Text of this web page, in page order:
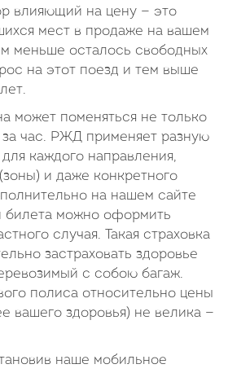
влияющий на цену — это
мест в продаже на вашем
меньше осталось свободных
на этот поезд и тем выше
может поменяться не только
час. РЖД применяет разную
каждого направления,
и даже конкретного
на нашем сайте
билета можно оформить
случая. Такая страховка
застраховать здоровье
с собою багаж.
полиса относительно цены
вашего здоровья) не велика —
наше мобильное